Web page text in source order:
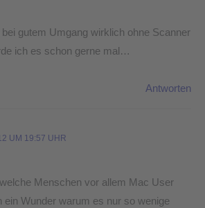
gutem Umgang wirklich ohne Scanner
ich es schon gerne mal…
Antworten
UM 19:57 UHR
Menschen vor allem Mac User
ein Wunder warum es nur so wenige